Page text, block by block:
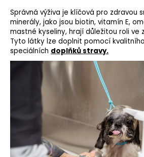
Správná výživa je klíčová pro zdravou
minerály, jako jsou biotin, vitamín E,
mastné kyseliny, hrají důležitou roli ve
Tyto látky lze doplnit pomocí
speciálních doplňků stravy.